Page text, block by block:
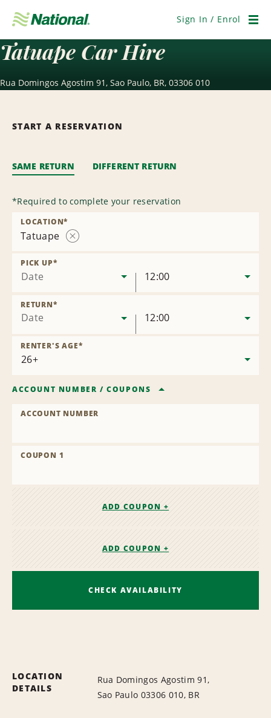
Navigation
Sign In / Enrol
Tatuape Car Hire
Rua Domingos Agostim 91, Sao Paulo, BR, 03306 010
START A RESERVATION
SAME RETURN DIFFERENT RETURN
*Required to complete your reservation
Tatuape
LOCATION*
Date
PICK UP*
12:00
Date
RETURN*
12:00
RENTER'S AGE*
ACCOUNT NUMBER /COUPONS
ACCOUNT NUMBER
COUPON 1
ADD COUPON +
ADD COUPON +
CHECK AVAILABILITY
LOCATION
DETAILS
Rua Domingos Agostim 91,
Sao Paulo 03306 010, BR